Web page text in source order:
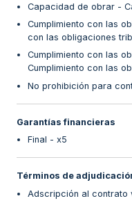
Capacidad de obrar -
Cumplimiento con las
con las obligaciones
Cumplimiento con las
Cumplimiento con las
No prohibición para
Garantías financieras
Final - x5
Términos de
Adscripción al contrato